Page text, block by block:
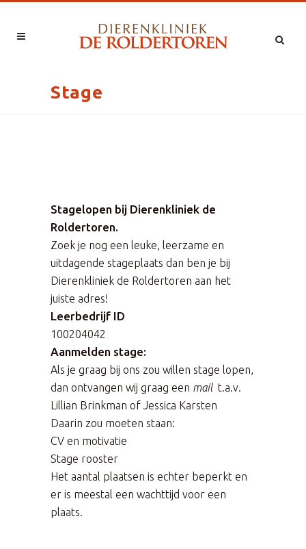
Stage
Stagelopen bij Dierenkliniek de
Roldertoren.
Zoek je nog een leuke, leerzame en
uitdagende stageplaats dan ben je bij
Dierenkliniek de Roldertoren aan het
juiste adres!
Leerbedrijf ID
100204042
Aanmelden stage:
Als je graag bij ons zou willen stage lopen,
dan ontvangen wij graag een mail t.a.v.
Lillian Brinkman of Jessica Karsten
Daarin zou moeten staan:
CV en motivatie
Stage rooster
Het aantal plaatsen is echter beperkt en
er is meestal een wachttijd voor een
plaats.